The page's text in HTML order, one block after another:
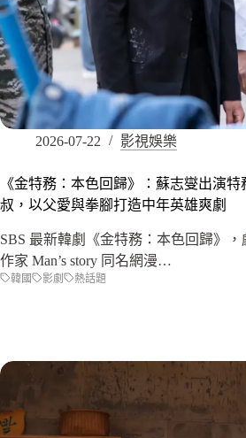
2026-07-22 影視娛樂
《金特務：本色回歸》：蘇志燮出演
叔，以父愛與拳腳打造中年英雄爽劇
SBS 最新韓劇《金特務：本色回歸》，
作家 Man’s story 同名網漫…
韓國 影劇 熱話題